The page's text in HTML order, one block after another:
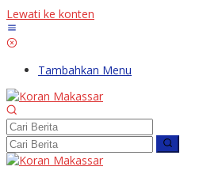
Lewati ke konten
Tambahkan Menu